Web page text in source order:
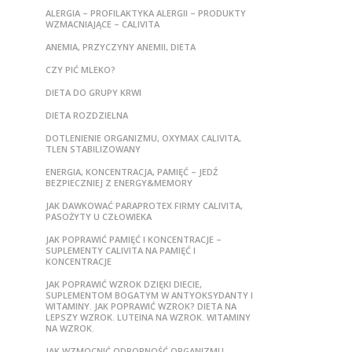
ALERGIA – PROFILAKTYKA ALERGII – PRODUKTY
WZMACNIAJĄCE – CALIVITA
ANEMIA, PRZYCZYNY ANEMII, DIETA
CZY PIĆ MLEKO?
DIETA DO GRUPY KRWI
DIETA ROZDZIELNA
DOTLENIENIE ORGANIZMU, OXYMAX CALIVITA,
TLEN STABILIZOWANY
ENERGIA, KONCENTRACJA, PAMIĘĆ – JEDŹ
BEZPIECZNIEJ Z ENERGY&MEMORY
JAK DAWKOWAĆ PARAPROTEX FIRMY CALIVITA,
PASOŻYTY U CZŁOWIEKA
JAK POPRAWIĆ PAMIĘĆ I KONCENTRACJE –
SUPLEMENTY CALIVITA NA PAMIĘĆ I
KONCENTRACJE
JAK POPRAWIĆ WZROK DZIĘKI DIECIE,
SUPLEMENTOM BOGATYM W ANTYOKSYDANTY I
WITAMINY. JAK POPRAWIĆ WZROK? DIETA NA
LEPSZY WZROK. LUTEINA NA WZROK. WITAMINY
NA WZROK.